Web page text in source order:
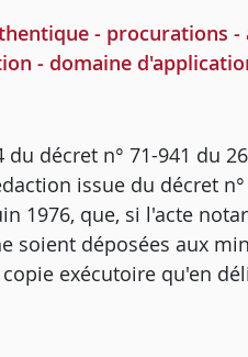
- procurations
- domaine
décret n° 71-941 du
issue du décret n°
1976, que, si l'acte
soient déposées aux
exécutoire qu'en